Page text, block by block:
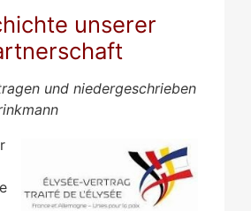
unserer
und niedergeschrieben